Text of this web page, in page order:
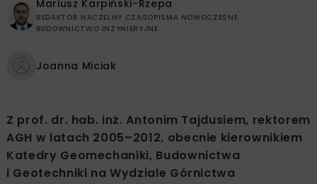
Mariusz Karpiński-Rzepa
REDAKTOR NACZELNY CZASOPISMA NOWOCZESNE
BUDOWNICTWO INŻYNIERYJNE
Joanna Miciak
Z prof. dr. hab. inż. Antonim Tajdusiem, rektorem
AGH w latach 2005–2012, obecnie kierownikiem
Katedry Geomechaniki, Budownictwa
i Geotechniki na Wydziale Górnictwa